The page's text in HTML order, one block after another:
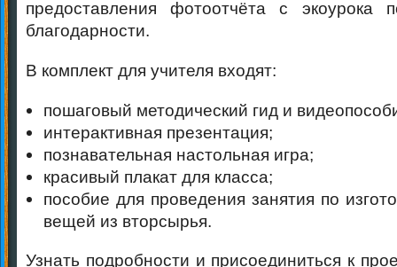
предоставления фотоотчёта с экоурока
благодарности.
В комплект для учителя входят:
пошаговый методический гид и
интерактивная презентация;
познавательная настольная игра;
красивый плакат для класса;
пособие для проведения занятия по
вещей из вторсырья.
Узнать подробности и присоединиться к